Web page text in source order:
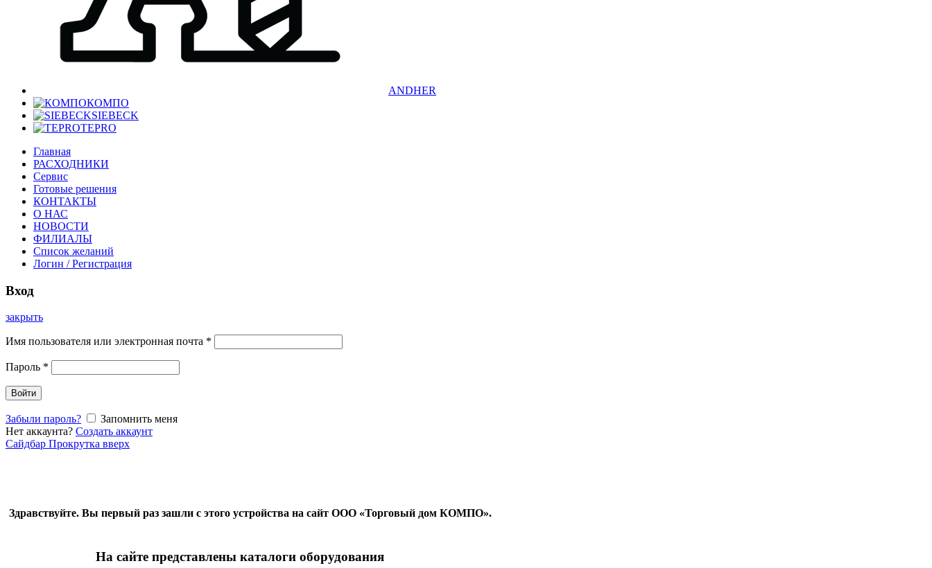
ANDHER
КОМПО
SIEBECK
TEPRO
Главная
РАСХОДНИКИ
Сервис
Готовые решения
КОНТАКТЫ
О НАС
НОВОСТИ
ФИЛИАЛЫ
Список желаний
Логин / Регистрация
Вход
закрыть
Имя пользователя или электронная почта *
Пароль *
Войти
Забыли пароль?
Запомнить меня
Нет аккаунта? Создать аккаунт
Сайдбар Прокрутка вверх
Здравствуйте. Вы первый раз зашли с этого устройства на сайт ООО «Торговый дом КОМПО».
На сайте представлены каталоги оборудования